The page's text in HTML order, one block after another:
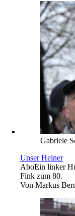
Gabriele
Unser Heiner
AboEin linker
Fink zum 80.
Von Markus